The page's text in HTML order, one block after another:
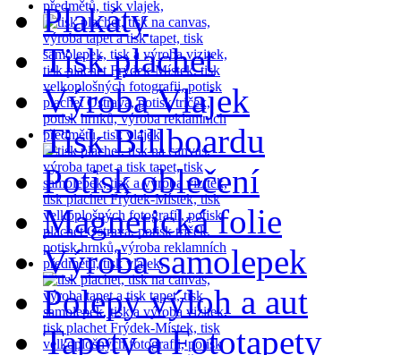
Plakáty
Tisk plachet
Výroba Vlajek
Tisk Billboardu
Potisk oblečení
Magnetická folie
Výroba samolepek
Polepy výloh a aut
Tapety a Fototapety